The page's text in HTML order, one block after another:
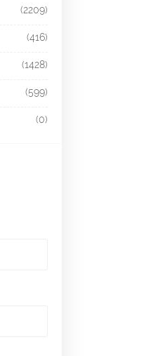
(2209)
(416)
(1428)
(599)
(0)